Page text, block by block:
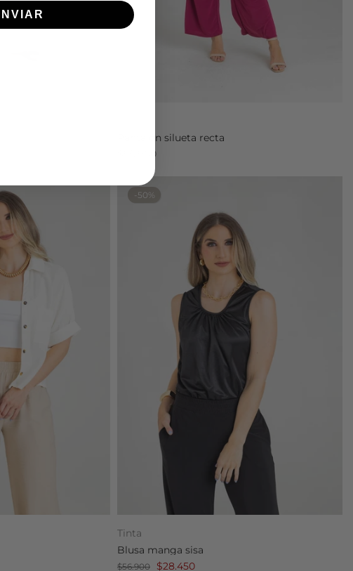
Pantalón silueta recta
$95.900
-50%
Tinta
Blusa manga sisa
$56.900 $28.450